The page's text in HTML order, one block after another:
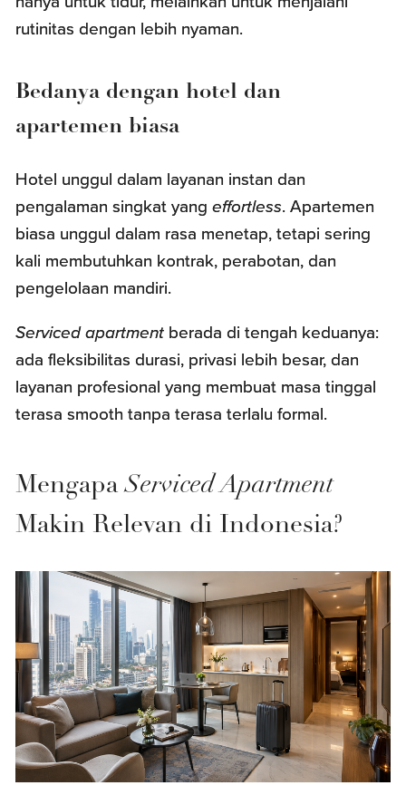
rutinitas dengan lebih nyaman.
Bedanya dengan hotel dan
apartemen biasa
Hotel unggul dalam layanan instan dan
pengalaman singkat yangeffortless. Apartemen
biasa unggul dalam rasa menetap, tetapi sering
kali membutuhkan kontrak, perabotan, dan
pengelolaan mandiri.
Serviced apartment berada di tengah keduanya:
ada fleksibilitas durasi, privasi lebih besar, dan
layanan profesional yang membuat masa tinggal
terasa smooth tanpa terasa terlalu formal.
MengapaServiced Apartment
Makin Relevan di Indonesia?